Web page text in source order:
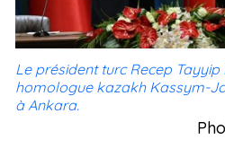
Le président turc Recep
homologue kazakh Kassym-
à Ankara.